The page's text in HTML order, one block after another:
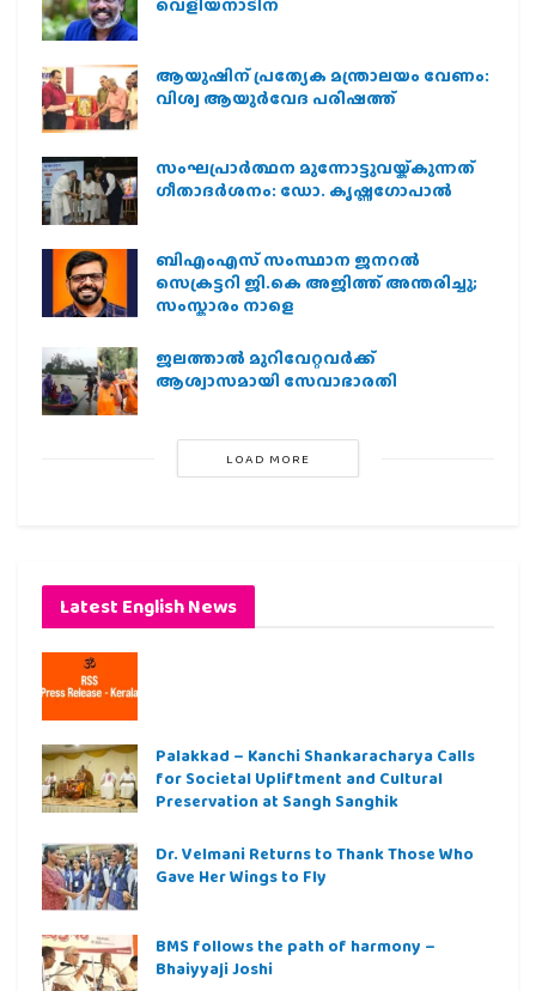
വെളിയനാടിന്
ആയുഷിന് പ്രത്യേക മന്ത്രാലയം വേണം:
വിശ്വ ആയുര്‍വേദ പരിഷത്ത്
സംഘപ്രാര്‍ത്ഥന മുന്നോട്ടുവയ്ക്കുന്നത്
ഗീതാദര്‍ശനം: ഡോ. കൃഷ്ണഗോപാല്‍
ബിഎംഎസ് സംസ്ഥാന ജനറൽ
സെക്രട്ടറി ജി.കെ അജിത്ത് അന്തരിച്ചു;
സംസ്കാരം നാളെ
ജലത്താല്‍ മുറിവേറ്റവര്‍ക്ക്
ആശ്വാസമായി സേവാഭാരതി
LOAD MORE
Latest English News
Palakkad – Kanchi Shankaracharya Calls
for Societal Upliftment and Cultural
Preservation at Sangh Sanghik
Dr. Velmani Returns to Thank Those Who
Gave Her Wings to Fly
BMS follows the path of harmony –
Bhaiyyaji Joshi